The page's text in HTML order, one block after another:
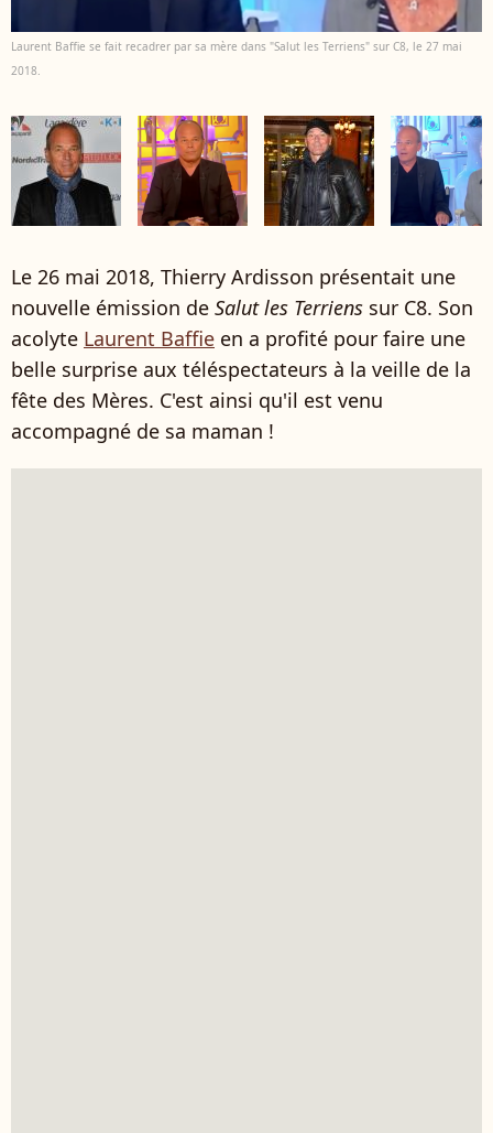
Laurent Baffie se fait recadrer par sa mère dans "Salut les Terriens" sur C8, le 27 mai
2018.
Le 26 mai 2018, Thierry Ardisson présentait une
nouvelle émission de Salut les Terriens sur C8. Son
acolyte Laurent Baffie en a profité pour faire une
belle surprise aux téléspectateurs à la veille de la
fête des Mères. C'est ainsi qu'il est venu
accompagné de sa maman !